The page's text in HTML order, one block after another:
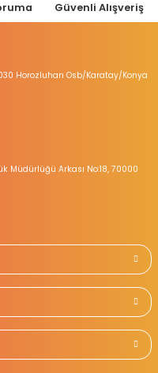
Güvenli Alışveriş
Horozluhan Osb/Karatay/Konya
Müdürlüğü Arkası No:18, 70000